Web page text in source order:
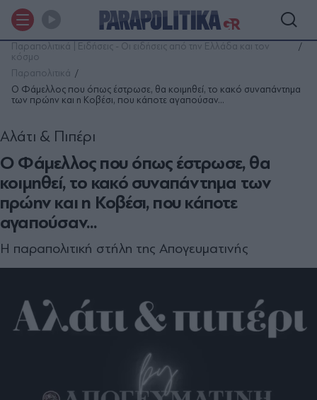
Παραπολιτικά | Ειδήσεις - Οι ειδήσεις από την Ελλάδα και τον
κόσμο
Παραπολιτικά
Ο Φάμελλος που όπως έστρωσε, θα κοιμηθεί, το κακό συναπάντημα
των πρώην και η Κοβέσι, που κάποτε αγαπούσαν...
Ο Φάμελλος που όπως έστρωσε, θα
κοιμηθεί, το κακό συναπάντημα των
πρώην και η Κοβέσι, που κάποτε
αγαπούσαν...
Αλάτι & Πιπέρι
Η παραπολιτική στήλη της Απογευματινής